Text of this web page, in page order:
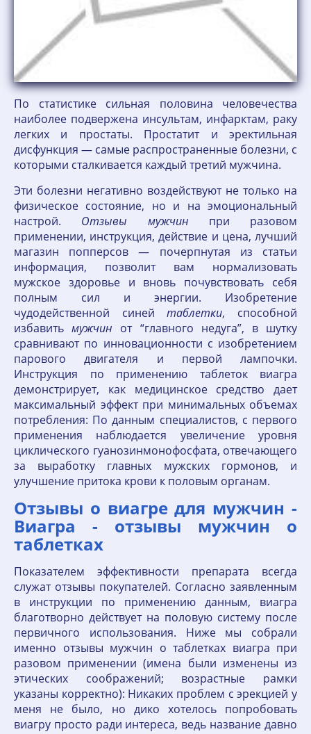
По статистике сильная половина человечества
наиболее подвержена инсультам, инфарктам, раку
легких и простаты. Простатит и эректильная
дисфункция — самые распространенные болезни, с
которыми сталкивается каждый третий мужчина.
Эти болезни негативно воздействуют не только на
физическое состояние, но и на эмоциональный
настрой. Отзывы мужчин при разовом
применении, инструкция, действие и цена, лучший
магазин попперсов — почерпнутая из статьи
информация, позволит вам нормализовать
мужское здоровье и вновь почувствовать себя
полным сил и энергии. Изобретение
чудодейственной синейтаблетки, способной
избавитьмужчин от “главного недуга”, в шутку
сравнивают по инновационности с изобретением
парового двигателя и первой лампочки.
Инструкция по применению таблеток виагра
демонстрирует, как медицинское средство дает
максимальный эффект при минимальных объемах
потребления: По данным специалистов, с первого
применения наблюдается увеличение уровня
циклического гуанозинмонофосфата, отвечающего
за выработку главных мужских гормонов, и
улучшение притока крови к половым органам.
Отзывы о виагре для мужчин -
Виагра - отзывы мужчин о
таблетках
Показателем эффективности препарата всегда
служат отзывы покупателей. Согласно заявленным
в инструкции по применению данным, виагра
благотворно действует на половую систему после
первичного использования. Ниже мы собрали
именно отзывы мужчин о таблетках виагра при
разовом применении (имена были изменены из
этических соображений; возрастные рамки
указаны корректно): Никаких проблем с эрекцией у
меня не было, но дико хотелось попробовать
виагру просто ради интереса, ведь название давно